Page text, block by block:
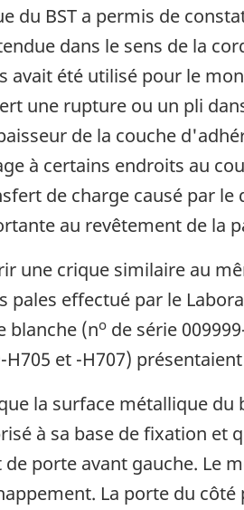
BST a permis de
dans le sens de la
été utilisé pour le
une rupture ou un pli
de la couche
à certains endroits au
de charge causé par
au revêtement de la
une crique similaire au
effectué par le
blanche (no de série
H705 et -H707)
la surface métallique
à sa base de fixation et
porte avant gauche. Le
La porte du côté